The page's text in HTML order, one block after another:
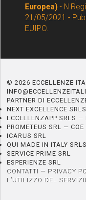
Europea) - N
21/05/2021 -
EUIPO.
© 2026 ECCELLENZE
PARTNER DI
NEXT EXCELLENCE
ECCELLENZAPP SRLS
PROMETEUS SRL —
ICARUS SRL
QUI MADE IN ITALY SRLS
SERVICE PRIME SRL
ESPERIENZE SRL
CONTATTI — PRIVACY
L’UTILIZZO DEL